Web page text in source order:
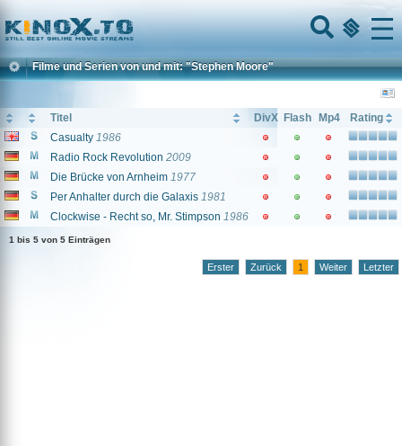
Home
Menu
Filme und Serien von und mit: "Stephen Moore"
Titel DivX Flash Mp4
Rating
Casualty 1986
Radio Rock Revolution 2009
Die Brücke von Arnheim 1977
Per Anhalter durch die Galaxis 1981
Clockwise - Recht so, Mr. Stimpson 1986
1 bis 5 von 5 Einträgen
Erster Zurück 1 Weiter Letzter